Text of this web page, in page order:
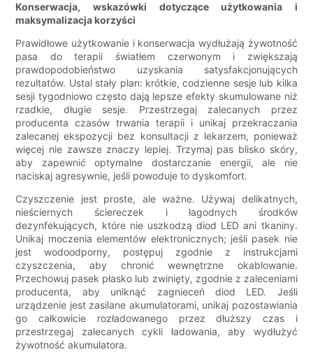
Konserwacja, wskazówki dotyczące użytkowania i
maksymalizacja korzyści
Prawidłowe użytkowanie i konserwacja wydłużają żywotność
pasa do terapii światłem czerwonym i zwiększają
prawdopodobieństwo uzyskania satysfakcjonujących
rezultatów. Ustal stały plan: krótkie, codzienne sesje lub kilka
sesji tygodniowo często dają lepsze efekty skumulowane niż
rzadkie, długie sesje. Przestrzegaj zalecanych przez
producenta czasów trwania terapii i unikaj przekraczania
zalecanej ekspozycji bez konsultacji z lekarzem, ponieważ
więcej nie zawsze znaczy lepiej. Trzymaj pas blisko skóry,
aby zapewnić optymalne dostarczanie energii, ale nie
naciskaj agresywnie, jeśli powoduje to dyskomfort.
Czyszczenie jest proste, ale ważne. Używaj delikatnych,
nieściernych ściereczek i łagodnych środków
dezynfekujących, które nie uszkodzą diod LED ani tkaniny.
Unikaj moczenia elementów elektronicznych; jeśli pasek nie
jest wodoodporny, postępuj zgodnie z instrukcjami
czyszczenia, aby chronić wewnętrzne okablowanie.
Przechowuj pasek płasko lub zwinięty, zgodnie z zaleceniami
producenta, aby uniknąć zagnieceń diod LED. Jeśli
urządzenie jest zasilane akumulatorami, unikaj pozostawiania
go całkowicie rozładowanego przez dłuższy czas i
przestrzegaj zalecanych cykli ładowania, aby wydłużyć
żywotność akumulatora.